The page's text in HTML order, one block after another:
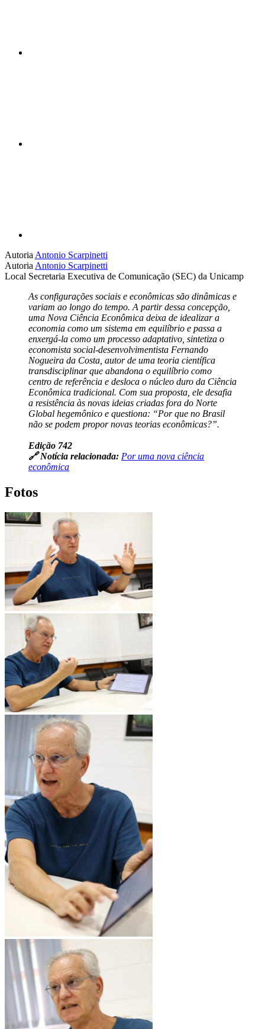
Autoria Antonio Scarpinetti
Autoria Antonio Scarpinetti
Local Secretaria Executiva de Comunicação (SEC) da Unicamp
As configurações sociais e econômicas são dinâmicas e
variam ao longo do tempo. A partir dessa concepção,
uma Nova Ciência Econômica deixa de idealizar a
economia como um sistema em equilíbrio e passa a
enxergá-la como um processo adaptativo, sintetiza o
economista social-desenvolvimentista Fernando
Nogueira da Costa, autor de uma teoria científica
transdisciplinar que abandona o equilíbrio como
centro de referência e desloca o núcleo duro da Ciência
Econômica tradicional. Com sua proposta, ele desafia
a resistência às novas ideias criadas fora do Norte
Global hegemônico e questiona: “Por que no Brasil
não se podem propor novas teorias econômicas?”.
Edição 742
🔗 Notícia relacionada: Por uma nova ciência
econômica
Fotos